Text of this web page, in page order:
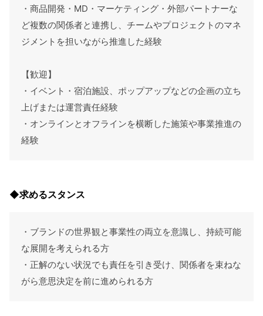
・商品開発・MD・マーケティング・外部パートナーな
ど複数の関係者と連携し、チームやプロジェクトのマネ
ジメントを担いながら推進した経験
【歓迎】
・イベント・宿泊施設、ポップアップなどの企画の立ち
上げまたは運営責任経験
・オンラインとオフラインを横断した施策や事業推進の
経験
◆求めるスタンス
・ブランドの世界観と事業性の両立を意識し、持続可能
な展開を考えられる方
・正解のない状況でも責任を引き受け、関係者を束ねな
がら意思決定を前に進められる方